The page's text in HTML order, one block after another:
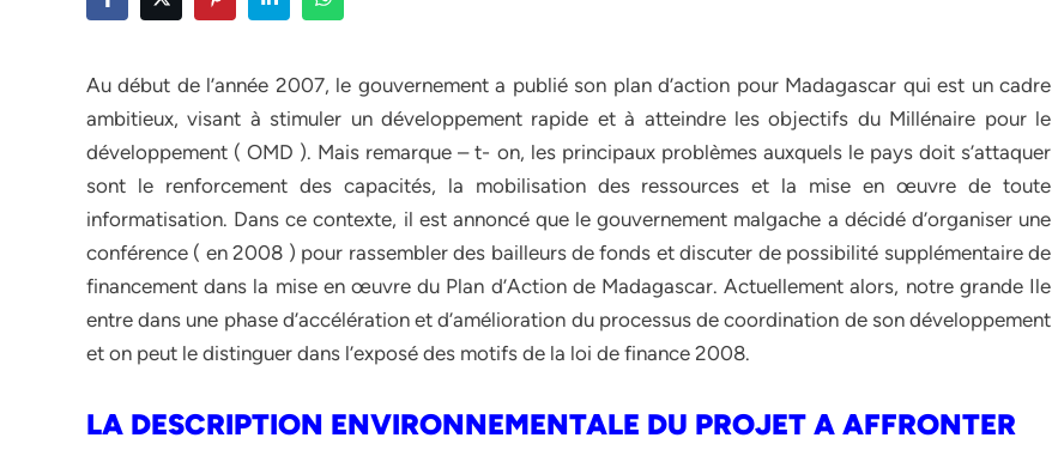
Au début de l’année 2007, le gouvernement a publié son plan d’action pour Madagascar qui est un cadre
ambitieux, visant à stimuler un développement rapide et à atteindre les objectifs du Millénaire pour le
développement ( OMD ). Mais remarque – t- on, les principaux problèmes auxquels le pays doit s’attaquer
sont le renforcement des capacités, la mobilisation des ressources et la mise en œuvre de toute
informatisation. Dans ce contexte, il est annoncé que le gouvernement malgache a décidé d’organiser une
conférence ( en 2008 ) pour rassembler des bailleurs de fonds et discuter de possibilité supplémentaire de
financement dans la mise en œuvre du Plan d’Action de Madagascar. Actuellement alors, notre grande Ile
entre dans une phase d’accélération et d’amélioration du processus de coordination de son développement
et on peut le distinguer dans l’exposé des motifs de la loi de finance 2008.
LA DESCRIPTION ENVIRONNEMENTALE DU PROJET A AFFRONTER